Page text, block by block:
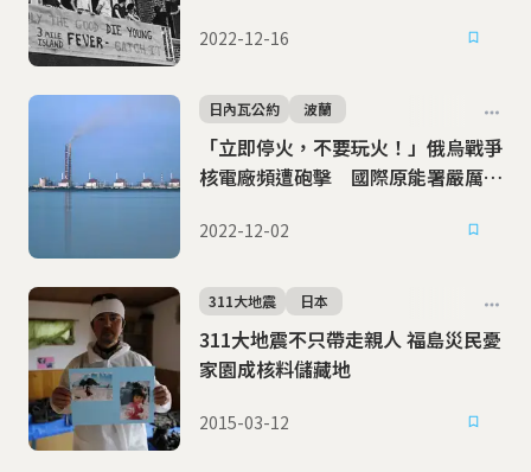
2022-12-16
「立即停火，不要玩火！」俄烏戰爭
核電廠頻遭砲擊 國際原能署嚴厲警
日內瓦公約 波蘭
2022-12-02
311大地震不只帶走親人 福島災民憂
家園成核料儲藏地
311大地震 日本
2015-03-12